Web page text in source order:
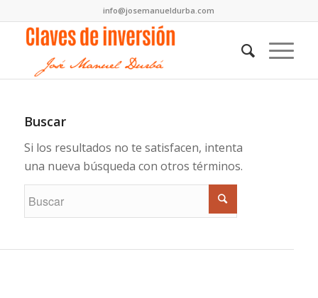
info@josemanueldurba.com
Buscar
Si los resultados no te satisfacen, intenta
una nueva búsqueda con otros términos.